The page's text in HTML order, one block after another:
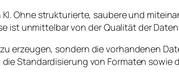
Ohne strukturierte, saubere und
ist unmittelbar von der Qualität der
erzeugen, sondern die vorhandenen
Standardisierung von Formaten sowie